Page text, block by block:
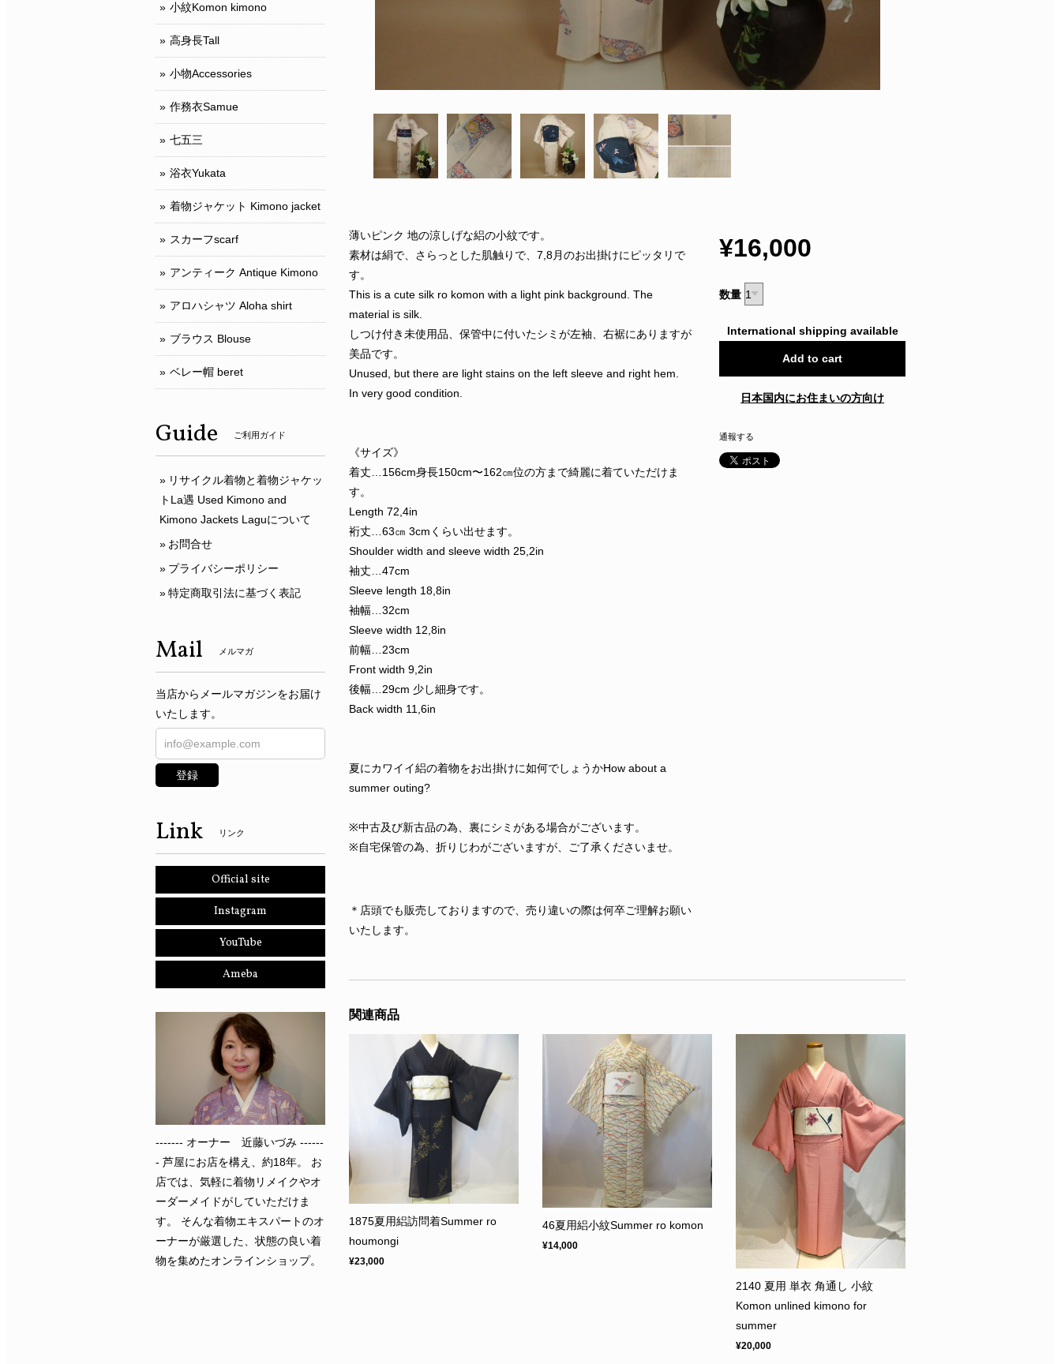
薄いピンク 地の涼しげな絽の小紋です。
素材は絹で、さらっとした肌触りで、7,8月のお出掛けにピッタリで
す。
This is a cute silk ro komon with a light pink background. The
material is silk.
しつけ付き未使用品、保管中に付いたシミが左袖、右裾にありますが
美品です。
Unused, but there are light stains on the left sleeve and right hem.
In very good condition.
《サイズ》
着丈…156cm身長150cm〜162㎝位の方まで綺麗に着ていただけま
す。
Length 72,4in
裄丈…63㎝ 3cmくらい出せます。
Shoulder width and sleeve width 25,2in
袖丈…47cm
Sleeve length 18,8in
袖幅…32cm
Sleeve width 12,8in
前幅…23cm
Front width 9,2in
後幅…29cm 少し細身です。
Back width 11,6in
夏にカワイイ絽の着物をお出掛けに如何でしょうかHow about a
summer outing?
※中古及び新古品の為、裏にシミがある場合がございます。
※自宅保管の為、折りじわがございますが、ご了承くださいませ。
＊店頭でも販売しておりますので、売り違いの際は何卒ご理解お願い
いたします。
¥16,000
数量
International shipping available
Add to cart
日本国内にお住まいの方向け
通報する
関連商品
1875夏用絽訪問着Summer ro
houmongi
¥23,000
46夏用絽小紋Summer ro komon
¥14,000
2140 夏用 単衣 角通し 小紋
Komon unlined kimono for
summer
¥20,000
小紋Komon kimono
高身長Tall
小物Accessories
作務衣Samue
七五三
浴衣Yukata
着物ジャケット Kimono jacket
スカーフscarf
アンティーク Antique Kimono
アロハシャツ Aloha shirt
ブラウス Blouse
ベレー帽 beret
Guide ご利用ガイド
リサイクル着物と着物ジャケッ
トLa遇 Used Kimono and
Kimono Jackets Laguについて
お問合せ
プライバシーポリシー
特定商取引法に基づく表記
Mail メルマガ
当店からメールマガジンをお届け
いたします。
登録
Link リンク
Official site
Instagram
YouTube
Ameba
------- オーナー 近藤いづみ ------
- 芦屋にお店を構え、約18年。 お
店では、気軽に着物リメイクやオ
ーダーメイドがしていただけま
す。 そんな着物エキスパートのオ
ーナーが厳選した、状態の良い着
物を集めたオンラインショップ。